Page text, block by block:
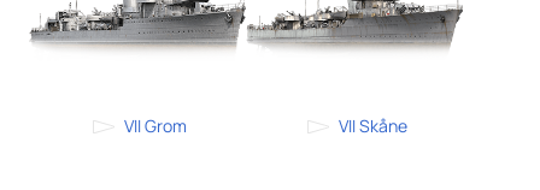
VII Grom VII Skåne